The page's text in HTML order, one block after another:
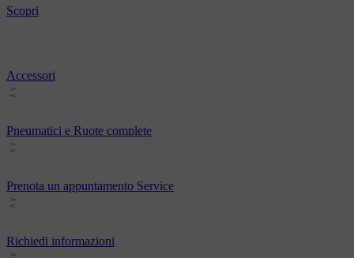
Scopri
Accessori
Pneumatici e Ruote complete
Prenota un appuntamento Service
Richiedi informazioni